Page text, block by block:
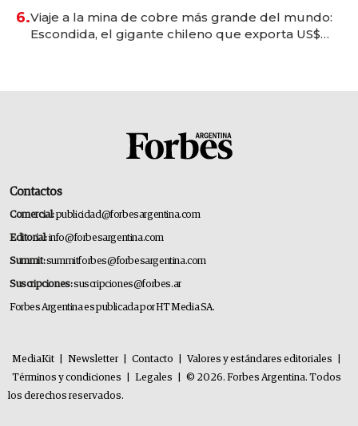
6.Viaje a la mina de cobre más grande del mundo:
Escondida, el gigante chileno que exporta US$
Contactos
Comercial:publicidad@forbesargentina.com
Editorial:info@forbesargentina.com
Summit:summitforbes@forbesargentina.com
Suscripciones:suscripciones@forbes.ar
Forbes Argentina es publicada por HT Media SA.
MediaKit Newsletter Contacto Valores y estándares editoriales
Términos y condiciones
Legales
© 2026. Forbes Argentina. Todos
los derechos reservados.